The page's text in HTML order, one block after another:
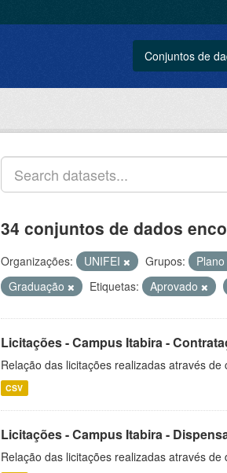
Conjuntos de
34 conjuntos de dados
Organizações: UNIFEI Grupos:
Graduação
Etiquetas: Aprovado
Licitações - Campus Itabira -
Relação das licitações realizadas através
CSV
Licitações - Campus Itabira -
Relação das licitações realizadas através